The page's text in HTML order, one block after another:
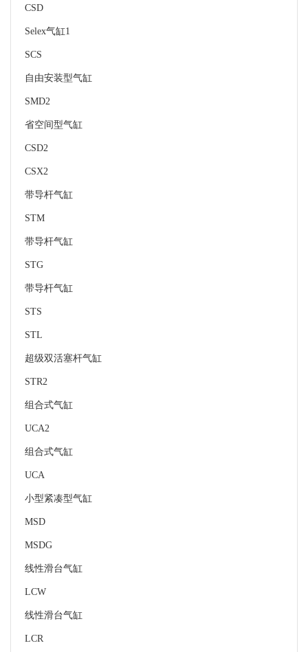
CSD
Selex气缸1
SCS
自由安装型气缸
SMD2
省空间型气缸
CSD2
CSX2
带导杆气缸
STM
带导杆气缸
STG
带导杆气缸
STS
STL
超级双活塞杆气缸
STR2
组合式气缸
UCA2
组合式气缸
UCA
小型紧凑型气缸
MSD
MSDG
线性滑台气缸
LCW
线性滑台气缸
LCR